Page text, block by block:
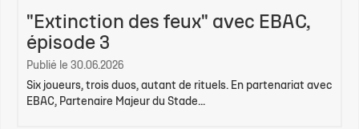
"Extinction des feux" avec EBAC,
épisode 3
Publié le 30.06.2026
Six joueurs, trois duos, autant de rituels. En partenariat avec
EBAC, Partenaire Majeur du Stade...